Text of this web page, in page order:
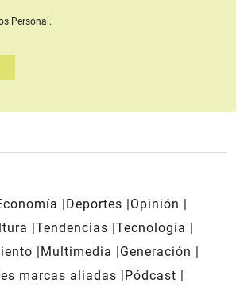
Personal.
Deportes
Opinión
Tendencias Tecnología
Multimedia
Generación
marcas aliadas
Pódcast